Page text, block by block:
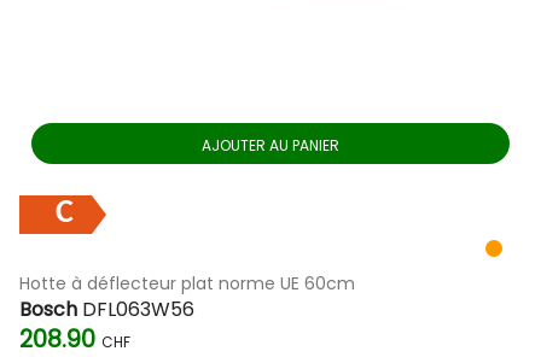
AJOUTER AU PANIER
C
Hotte à déflecteur plat norme UE 60cm
Bosch DFL063W56
208.90 CHF